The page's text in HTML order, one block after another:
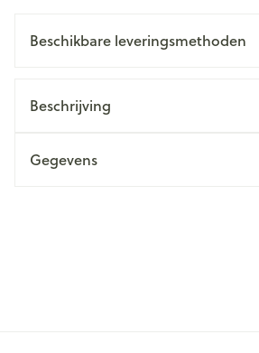
Beschikbare leveringsmethoden
Beschrijving
Gegevens